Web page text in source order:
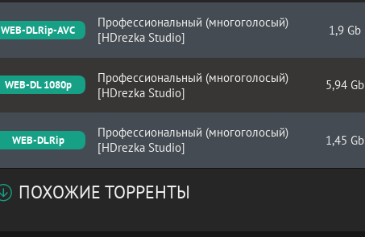
WEB-DLRip-AVC
Профессиональный (многоголосый)
[HDrezka Studio]
1,9 Gb
WEB-DL 1080p
Профессиональный (многоголосый)
[HDrezka Studio]
5,94 Gb
WEB-DLRip
Профессиональный (многоголосый)
[HDrezka Studio]
1,45 Gb
ПОХОЖИЕ ТОРРЕНТЫ